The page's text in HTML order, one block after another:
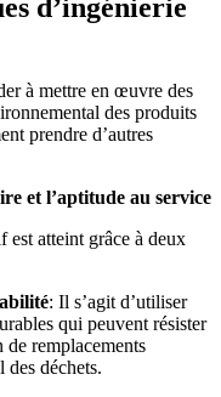
d’ingénierie
à mettre en œuvre des
des produits
prendre d’autres
etl’aptitude au service
est atteint grâce à deux
: Il s’agit d’utiliser
qui peuvent résister
de remplacements
déchets.